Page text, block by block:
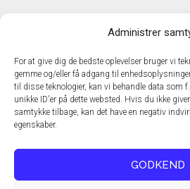
Administrer
For at give dig de bedste oplevelser bruger vi
gemme og/eller få adgang til
til disse teknologier, kan vi behandle data som
unikke ID'er på dette websted. Hvis du ikke
samtykke tilbage, kan det have en negativ
egenskaber.
GODKEND
TechMedia A/
DK - 2600
Telefon: +45 43 24
E-mail: